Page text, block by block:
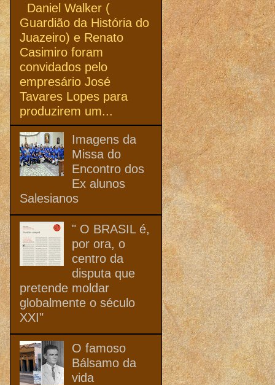
Daniel Walker (
Guardião da História do
Juazeiro) e Renato
Casimiro foram
convidados pelo
empresário José
Tavares Lopes para
produzirem um...
Imagens da
Missa do
Encontro dos
Ex alunos
Salesianos
" O BRASIL é,
por ora, o
centro da
disputa que
pretende moldar
globalmente o século
XXI"
O famoso
Bálsamo da
vida